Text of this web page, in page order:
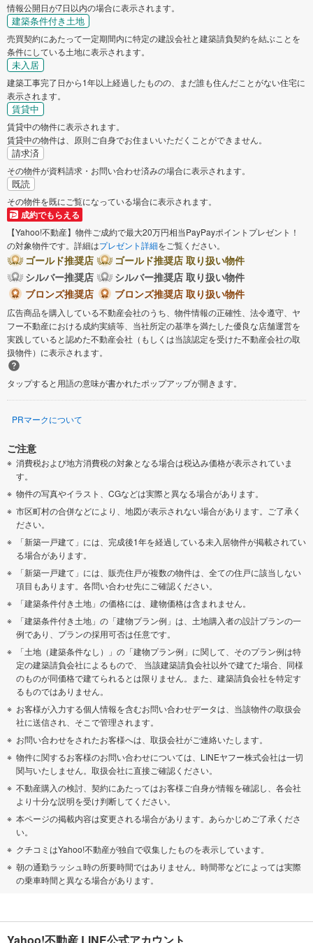
情報公開日が7日以内の場合に表示されます。
建築条件付き土地
売買契約にあたって一定期間内に特定の建設会社と建築請負契約を結ぶことを
条件にしている土地に表示されます。
未入居
建築工事完了日から1年以上経過したものの、まだ誰も住んだことがない住宅に
表示されます。
賃貸中
賃貸中の物件に表示されます。
賃貸中の物件は、原則ご自身でお住まいいただくことができません。
請求済
その物件が資料請求・お問い合わせ済みの場合に表示されます。
既読
その物件を既にご覧になっている場合に表示されます。
成約でもらえる
【Yahoo!不動産】物件ご成約で最大20万円相当PayPayポイントプレゼント！
の対象物件です。詳細はプレゼント詳細をご覧ください。
ゴールド推奨店
ゴールド推奨店 取り扱い物件
シルバー推奨店
シルバー推奨店 取り扱い物件
ブロンズ推奨店
ブロンズ推奨店 取り扱い物件
広告商品を購入している不動産会社のうち、物件情報の正確性、法令遵守、ヤ
フー不動産における成約実績等、当社所定の基準を満たした優良な店舗運営を
実践していると認めた不動産会社（もしくは当該認定を受けた不動産会社の取
扱物件）に表示されます。
タップすると用語の意味が書かれたポップアップが開きます。
PRマークについて
ご注意
消費税および地方消費税の対象となる場合は税込み価格が表示されていま
す。
物件の写真やイラスト、CGなどは実際と異なる場合があります。
市区町村の合併などにより、地図が表示されない場合があります。ご了承く
ださい。
「新築一戸建て」には、完成後1年を経過している未入居物件が掲載されてい
る場合があります。
「新築一戸建て」には、販売住戸が複数の物件は、全ての住戸に該当しない
項目もあります。各問い合わせ先にご確認ください。
「建築条件付き土地」の価格には、建物価格は含まれません。
「建築条件付き土地」の「建物プラン例」は、土地購入者の設計プランの一
例であり、プランの採用可否は任意です。
「土地（建築条件なし）」の「建物プラン例」に関して、そのプラン例は特
定の建築請負会社によるもので、 当該建築請負会社以外で建てた場合、同様
のものが同価格で建てられるとは限りません。また、建築請負会社を特定す
るものではありません。
お客様が入力する個人情報を含むお問い合わせデータは、当該物件の取扱会
社に送信され、そこで管理されます。
お問い合わせをされたお客様へは、取扱会社がご連絡いたします。
物件に関するお客様のお問い合わせについては、LINEヤフー株式会社は一切
関与いたしません。取扱会社に直接ご確認ください。
不動産購入の検討、契約にあたってはお客様ご自身が情報を確認し、各会社
より十分な説明を受け判断してください。
本ページの掲載内容は変更される場合があります。あらかじめご了承くださ
い。
クチコミはYahoo!不動産が独自で収集したものを表示しています。
朝の通勤ラッシュ時の所要時間ではありません。時間帯などによっては実際
の乗車時間と異なる場合があります。
Yahoo!不動産 LINE公式アカウント